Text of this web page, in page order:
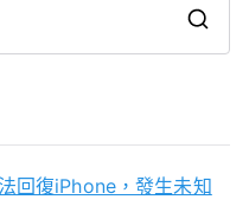
回復iPhone，發生未知